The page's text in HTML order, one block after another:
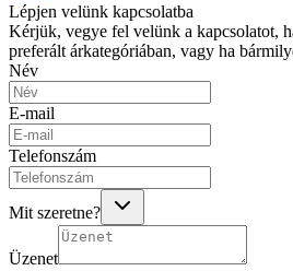
Lépjen velünk kapcsolatba
Kérjük, vegye fel velünk a kapcsolatot,
preferált árkategóriában, vagy ha
Név
E-mail
Telefonszám
Mit szeretne?
Üzenet